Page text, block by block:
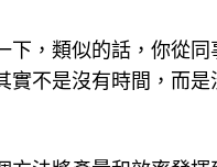
下，類似的話，你從
不是沒有時間，而